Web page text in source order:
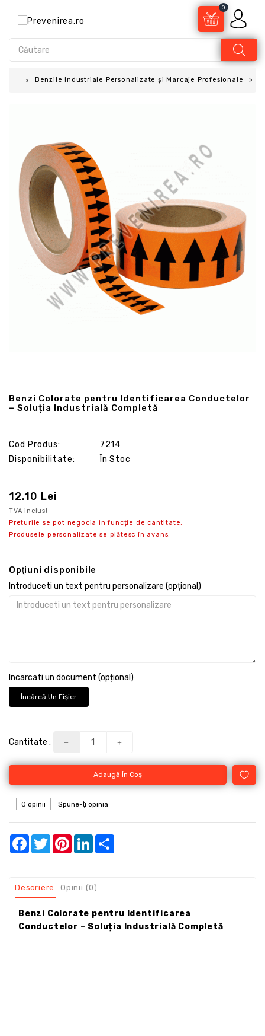
0
Benzile Industriale Personalizate și Marcaje Profesionale
Benzi Colorate pentru Identificarea Conductelor
– Soluția Industrială Completă
Cod Produs:
7214
Disponibilitate:
În Stoc
12.10 Lei
TVA inclus!
Preturile se pot negocia in funcție de cantitate.
Produsele personalizate se plătesc în avans.
Opţiuni disponibile
Introduceti un text pentru personalizare (opțional)
Incarcati un document (opțional)
Încărcă Un Fişier
Cantitate :
Adaugă În Coş
0 opinii Spune-ţi opinia
Facebook
TwitterPinterestLinkedIn
Descriere Opinii (0)
Benzi Colorate pentru Identificarea
Conductelor – Soluția Industrială Completă